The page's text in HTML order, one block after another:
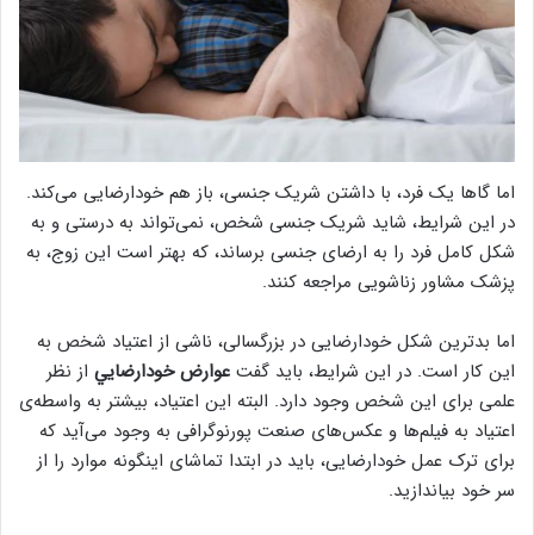
اما گاها یک فرد، با داشتن شریک جنسی، باز هم خودارضایی می‌کند.
در این شرایط، شاید شریک جنسی شخص، نمی‌تواند به درستی و به
شکل کامل فرد را به ارضای جنسی برساند، که بهتر است این زوج، به
پزشک مشاور زناشویی مراجعه کنند.
اما بدترین شکل خودارضایی در بزرگسالی، ناشی از اعتیاد شخص به
این کار است. در این شرایط، باید گفت عوارض خودارضايي از نظر
علمی برای این شخص وجود دارد. البته این اعتیاد، بیشتر به واسطه‌ی
اعتیاد به فیلم‌ها و عکس‌های صنعت پورنوگرافی به وجود می‌آید که
برای ترک عمل خودارضایی، باید در ابتدا تماشای اینگونه موارد را از
سر خود بیاندازید.